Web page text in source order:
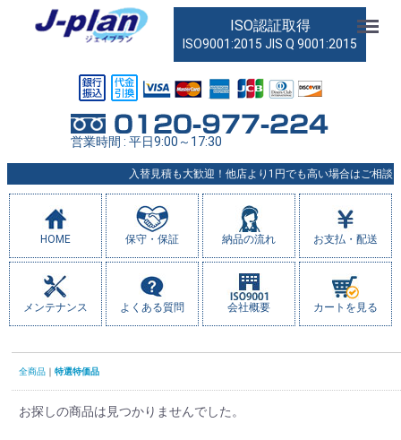
ISO認証取得
ISO9001:2015 JIS Q 9001:2015
営業時間 : 平日9:00～17:30
入替見積も大歓迎！他店より1円でも高い場合はご相談
HOME 保守・保証 納品の流れ お支払・配送
メンテナンス よくある質問 会社概要 カートを見る
全商品 特選特価品
お探しの商品は見つかりませんでした。